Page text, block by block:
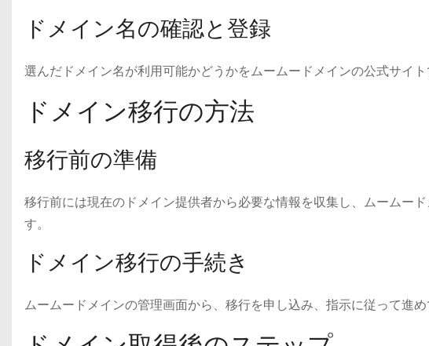
ドメイン名の確認と登録
選んだドメイン名が利用可能かどうかをムームードメインの公式サイ
ドメイン移行の方法
移行前の準備
移行前には現在のドメイン提供者から必要な情報を収集し、ムームー
す。
ドメイン移行の手続き
ムームードメインの管理画面から、移行を申し込み、指示に従って進め